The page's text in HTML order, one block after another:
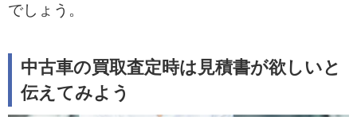
でしょう。
中古車の買取査定時は見積書が欲しいと
伝えてみよう